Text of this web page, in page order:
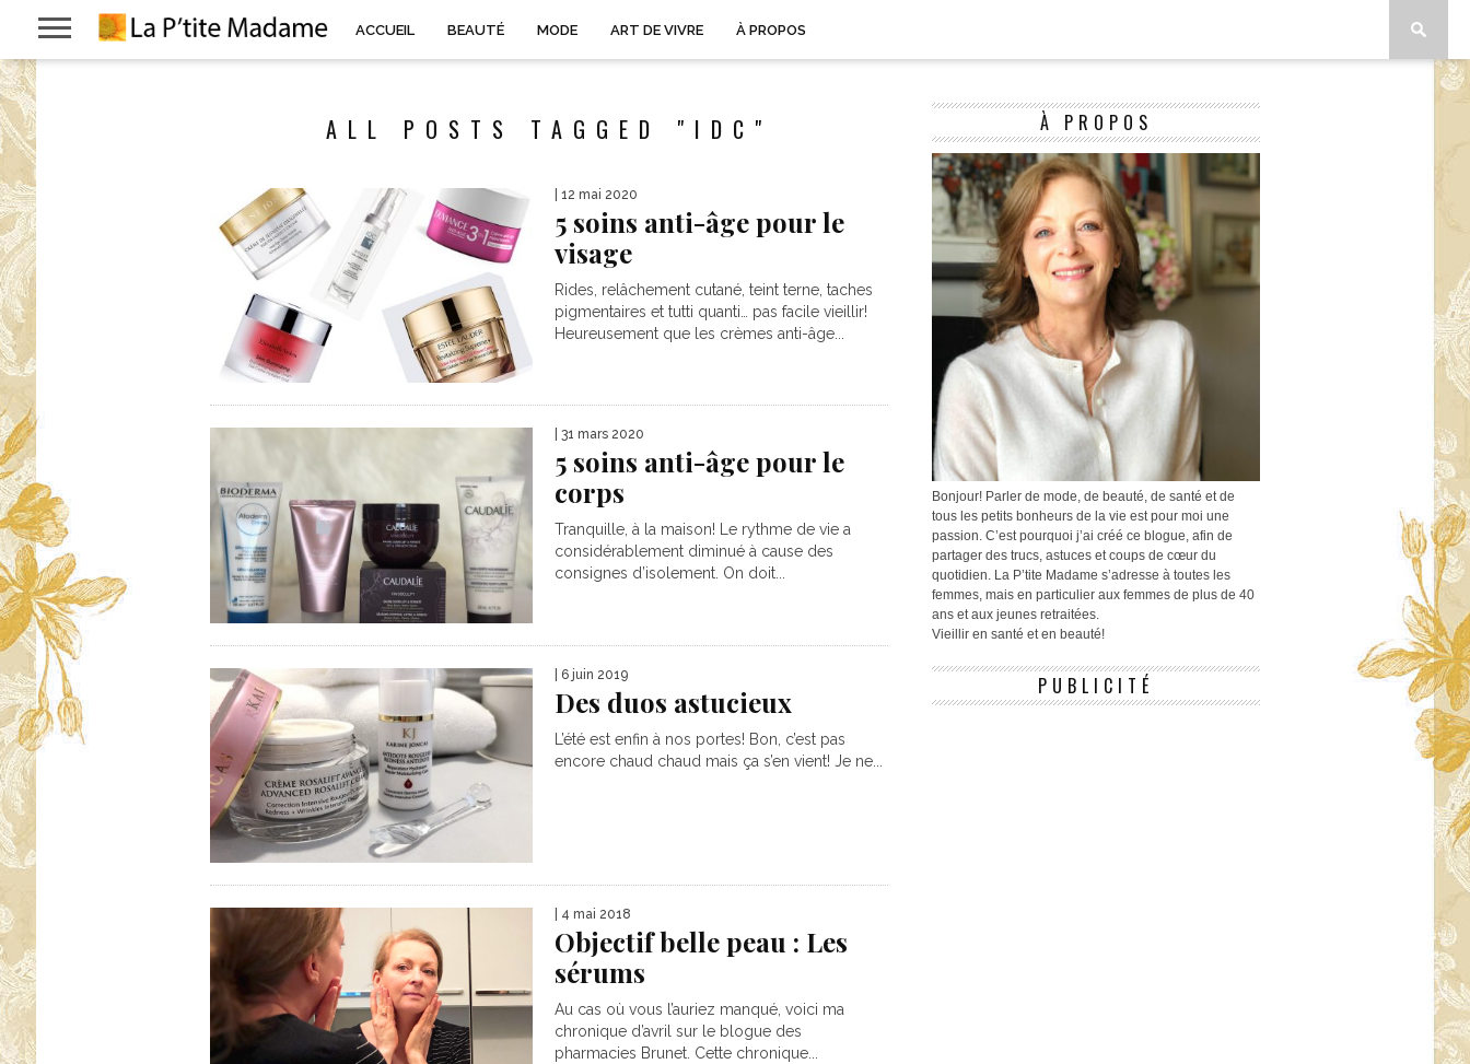
ACCUEIL BEAUTÉ MODE ART DE VIVRE À PROPOS
ALL POSTS TAGGED "IDC"
| 12 mai 2020
5 soins anti-âge pour le
visage
Rides, relâchement cutané, teint terne, taches
pigmentaires et tutti quanti… pas facile vieillir!
Heureusement que les crèmes anti-âge...
| 31 mars 2020
5 soins anti-âge pour le
corps
Tranquille, à la maison! Le rythme de vie a
considérablement diminué à cause des
consignes d’isolement. On doit...
| 6 juin 2019
Des duos astucieux
L’été est enfin à nos portes! Bon, c’est pas
encore chaud chaud mais ça s’en vient! Je ne...
| 4 mai 2018
Objectif belle peau : Les
sérums
Au cas où vous l’auriez manqué, voici ma
chronique d’avril sur le blogue des
pharmacies Brunet. Cette chronique...
À PROPOS
Bonjour! Parler de mode, de beauté, de santé et de
tous les petits bonheurs de la vie est pour moi une
passion. C’est pourquoi j’ai créé ce blogue, afin de
partager des trucs, astuces et coups de cœur du
quotidien. La P’tite Madame s’adresse à toutes les
femmes, mais en particulier aux femmes de plus de 40
ans et aux jeunes retraitées.
Vieillir en santé et en beauté!
PUBLICITÉ